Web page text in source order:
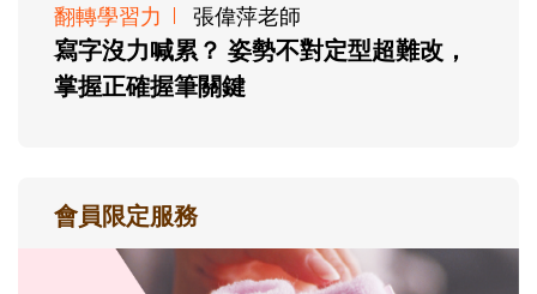
翻轉學習力 張偉萍老師
寫字沒力喊累？ 姿勢不對定型超難改，
掌握正確握筆關鍵
會員限定服務